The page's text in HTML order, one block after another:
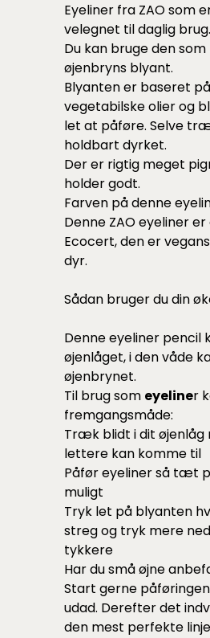
Eyeliner fra ZAO som
velegnet til daglig brug.
Du kan bruge den
øjenbryns blyant.
Blyanten er baseret
vegetabilske olier og
let at påføre. Selve
holdbart dyrket.
Der er rigtig meget
holder godt.
Farven på denne
Denne ZAO eyeliner
Ecocert, den er
dyr.
Sådan bruger du din
Denne eyeliner pencil
øjenlåget, i den våde
øjenbrynet.
Til brug som eyeliner
fremgangsmåde:
Træk blidt i dit øjenlåg
lettere kan komme til
Påfør eyeliner så tæt
muligt
Tryk let på blyanten
streg og tryk mere
tykkere
Har du små øjne
Start gerne
udad. Derefter det
den mest perfekte linje